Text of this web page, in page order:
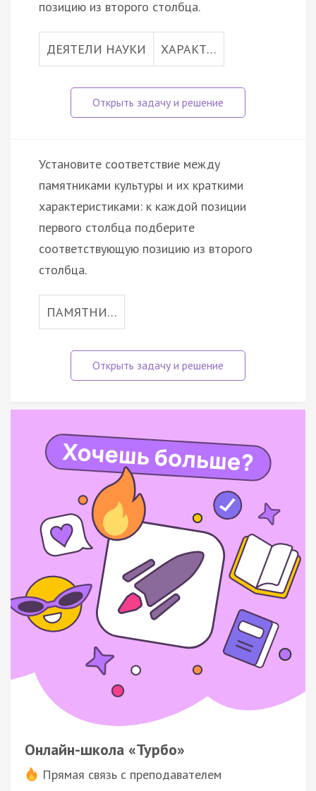
позицию из второго столбца.
ДЕЯТЕЛИ НАУКИ ХАРАКТ…
Установите соответствие между
памятниками культуры и их краткими
характеристиками: к каждой позиции
первого столбца подберите
соответствующую позицию из второго
столбца.
ПАМЯТНИ…
Онлайн-школа «Турбо»
Прямая связь с преподавателем